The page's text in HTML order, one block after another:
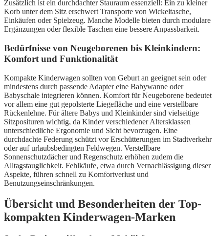
Zusätzlich ist ein durchdachter Stauraum essenziell: Ein zu kleiner
Korb unter dem Sitz erschwert Transporte von Wickeltasche,
Einkäufen oder Spielzeug. Manche Modelle bieten durch modulare
Ergänzungen oder flexible Taschen eine bessere Anpassbarkeit.
Bedürfnisse von Neugeborenen bis Kleinkindern:
Komfort und Funktionalität
Kompakte Kinderwagen sollten von Geburt an geeignet sein oder
mindestens durch passende Adapter eine Babywanne oder
Babyschale integrieren können. Komfort für Neugeborene bedeutet
vor allem eine gut gepolsterte Liegefläche und eine verstellbare
Rückenlehne. Für ältere Babys und Kleinkinder sind vielseitige
Sitzposituren wichtig, da Kinder verschiedener Altersklassen
unterschiedliche Ergonomie und Sicht bevorzugen. Eine
durchdachte Federung schützt vor Erschütterungen im Stadtverkehr
oder auf urlaubsbedingten Feldwegen. Verstellbare
Sonnenschutzdächer und Regenschutz erhöhen zudem die
Alltagstauglichkeit. Fehlkäufe, etwa durch Vernachlässigung dieser
Aspekte, führen schnell zu Komfortverlust und
Benutzungseinschränkungen.
Übersicht und Besonderheiten der Top-
kompakten Kinderwagen-Marken